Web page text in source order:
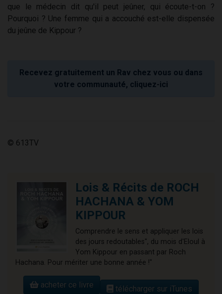
que le médecin dit qu'il peut jeûner, qui écoute-t-on ?
Pourquoi ? Une femme qui a accouché est-elle dispensée
du jeûne de Kippour ?
Recevez gratuitement un Rav chez vous ou dans
votre communauté, cliquez-ici
© 613TV
Lois & Récits de ROCH
HACHANA & YOM
KIPPOUR
Comprendre le sens et appliquer les lois
des jours redoutables", du mois d'Eloul à
Yom Kippour en passant par Roch
Hachana. Pour mériter une bonne année !"
acheter ce livre télécharger sur iTunes